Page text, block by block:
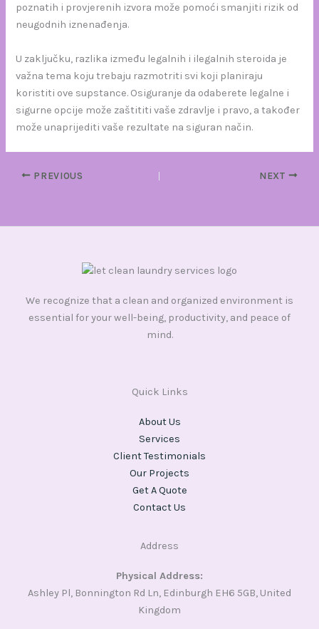
poznatih i provjerenih izvora može pomoći smanjiti rizik od
neugodnih iznenađenja.
U zaključku, razlika između legalnih i ilegalnih steroida je
važna tema koju trebaju razmotriti svi koji planiraju
koristiti ove supstance. Osiguranje da odaberete legalne i
sigurne opcije može zaštititi vaše zdravlje i pravo, a također
može unaprijediti vaše rezultate na siguran način.
PREVIOUS NEXT
We recognize that a clean and organized environment is
essential for your well-being, productivity, and peace of
mind.
Quick Links
About Us
Services
Client Testimonials
Our Projects
Get A Quote
Contact Us
Address
Physical Address:
Ashley Pl, Bonnington Rd Ln, Edinburgh EH6 5GB, United
Kingdom